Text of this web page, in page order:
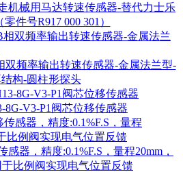
机械用马达转速传感器-替代力士乐
件号R917 000 301）
双频率输出转速传感器-金属法兰型-
构-圆柱形探头
8G-V3-P1阀芯位移传感器
感器，精度:0.1%F.S，量程20mm，
于比例阀实现电气位置反馈